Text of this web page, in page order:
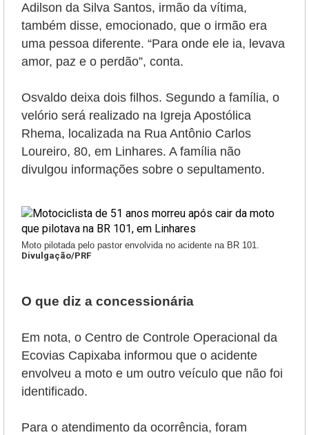
Adilson da Silva Santos, irmão da vítima,
também disse, emocionado, que o irmão era
uma pessoa diferente. “Para onde ele ia, levava
amor, paz e o perdão”, conta.
Osvaldo deixa dois filhos. Segundo a família, o
velório será realizado na Igreja Apostólica
Rhema, localizada na Rua Antônio Carlos
Loureiro, 80, em Linhares. A família não
divulgou informações sobre o sepultamento.
Moto pilotada pelo pastor envolvida no acidente na BR 101.
Divulgação/PRF
O que diz a concessionária
Em nota, o Centro de Controle Operacional da
Ecovias Capixaba informou que o acidente
envolveu a moto e um outro veículo que não foi
identificado.
Para o atendimento da ocorrência, foram